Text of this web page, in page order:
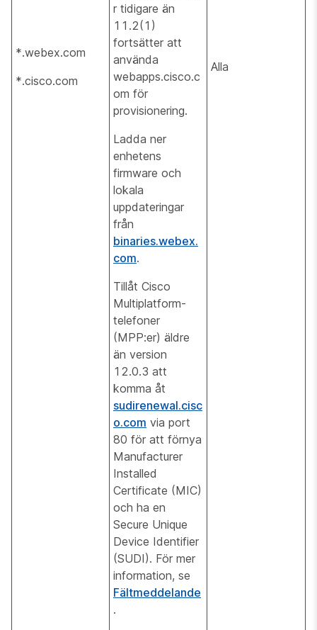
*.webex.com
*.cisco.com
r tidigare än
11.2(1)
fortsätter att
använda
webapps.cisco.c
om för
provisionering.
Ladda ner
enhetens
firmware och
lokala
uppdateringar
från
binaries.webex.
com.
Tillåt Cisco
Multiplatform-
telefoner
(MPP:er) äldre
än version
12.0.3 att
komma åt
sudirenewal.cisc
o.com via port
80 för att förnya
Manufacturer
Installed
Certificate (MIC)
och ha en
Secure Unique
Device Identifier
(SUDI). För mer
information, se
Fältmeddelande
.
Alla